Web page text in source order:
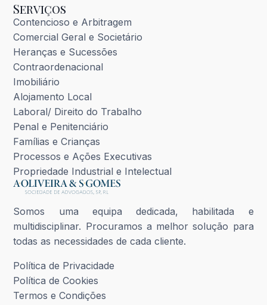
Somos uma equipa dedicada, habilitada e
multidisciplinar. Procuramos a melhor solução para
todas as necessidades de cada cliente.
Política de Privacidade
Política de Cookies
Termos e Condições
Serviços
Contencioso e Arbitragem
Comercial Geral e Societário
Heranças e Sucessões
Contraordenacional
Imobiliário
Alojamento Local
Laboral/ Direito do Trabalho
Penal e Penitenciário
Famílias e Crianças
Processos e Ações Executivas
Propriedade Industrial e Intelectual